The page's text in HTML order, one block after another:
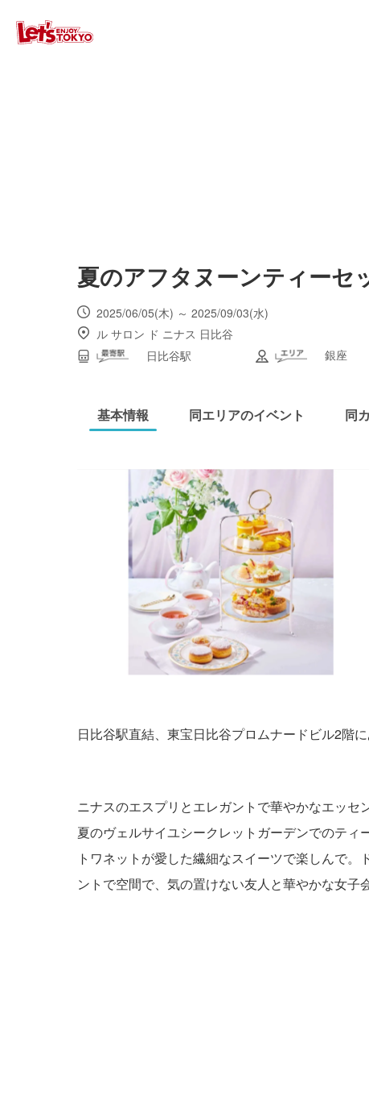
夏のアフタヌーンティーセ
2025/06/05(木) ～ 2025/09/03(水)
ル サロン ド ニナス 日比谷
日比谷駅
銀座
基本情報 同エリアのイベント 同
日比谷駅直結、東宝日比谷プロムナードビル2階
ニナスのエスプリとエレガントで華やかなエッ
夏のヴェルサイユシークレットガーデンでのテ
トワネットが愛した繊細なスイーツで楽しんで
ントで空間で、気の置けない友人と華やかな女子